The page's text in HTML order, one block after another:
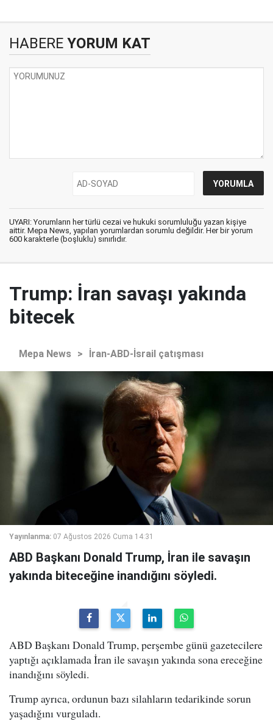
HABERE YORUM KAT
UYARI: Yorumların her türlü cezai ve hukuki sorumluluğu yazan kişiye
aittir. Mepa News, yapılan yorumlardan sorumlu değildir. Her bir yorum
600 karakterle (boşluklu) sınırlıdır.
Trump: İran savaşı yakında
bitecek
Mepa News > İran-ABD-İsrail çatışması
Yayınlanma: 07 Ağustos 2026 Cuma 14:31
ABD Başkanı Donald Trump, İran ile savaşın
yakında biteceğine inandığını söyledi.
ABD Başkanı Donald Trump, perşembe günü gazetecilere
yaptığı açıklamada İran ile savaşın yakında sona ereceğine
inandığını söyledi.
Trump ayrıca, ordunun bazı silahların tedarikinde sorun
yaşadığını vurguladı.